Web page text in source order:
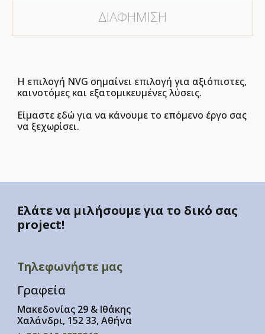
ΔΙΑΦΗΜΙΣΗ
Η επιλογή NVG σημαίνει επιλογή για αξιόπιστες,
καινοτόμες και εξατομικευμένες λύσεις.
Είμαστε εδώ για να κάνουμε το επόμενο έργο σας
να ξεχωρίσει.
Ελάτε να μιλήσουμε για το δικό σας
project!
Τηλεφωνήστε μας
Γραφεία
Μακεδονίας 29 & Ιθάκης
Χαλάνδρι, 152 33, Αθήνα